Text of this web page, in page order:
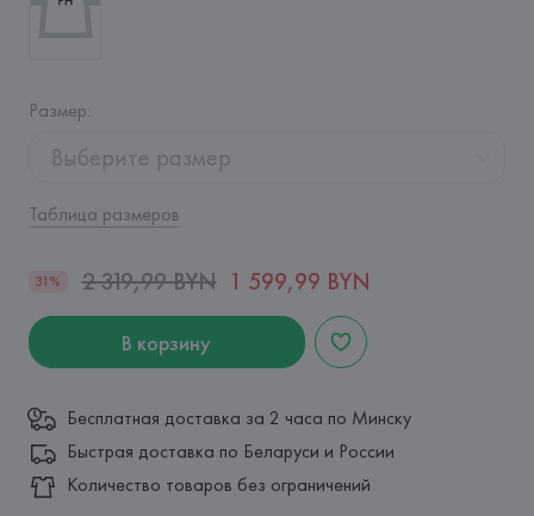
Размер:
Выберите размер
Таблица размеров
31% 2 319,99 BYN 1 599,99 BYN
В корзину
Бесплатная доставка за 2 часа по Минску
Быстрая доставка по Беларуси и России
Количество товаров без ограничений